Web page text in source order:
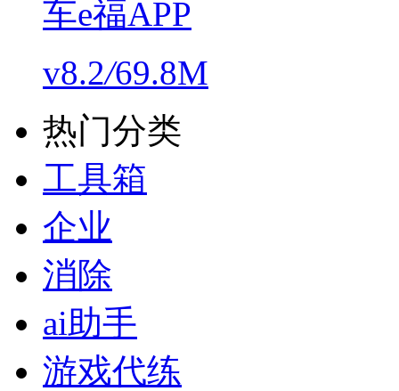
车e福APP
v8.2/69.8M
热门分类
工具箱
企业
消除
ai助手
游戏代练